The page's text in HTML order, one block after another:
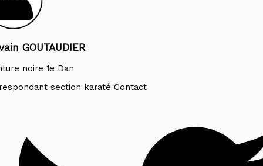
GOUTAUDIER
noire 1e Dan
section karaté Contact